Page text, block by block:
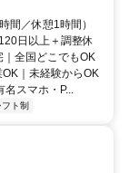
間／休憩1時間）
日以上＋調整休
｜全国どこでもOK
｜未経験からOK
スマホ・P...
フト制